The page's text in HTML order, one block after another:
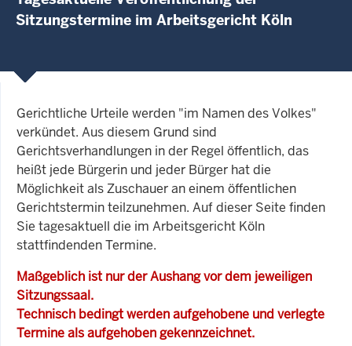
Sitzungstermine im Arbeitsgericht Köln
Gerichtliche Urteile werden "im Namen des Volkes"
verkündet. Aus diesem Grund sind
Gerichtsverhandlungen in der Regel öffentlich, das
heißt jede Bürgerin und jeder Bürger hat die
Möglichkeit als Zuschauer an einem öffentlichen
Gerichtstermin teilzunehmen. Auf dieser Seite finden
Sie tagesaktuell die im Arbeitsgericht Köln
stattfindenden Termine.
Maßgeblich ist nur der Aushang vor dem jeweiligen
Sitzungssaal.
Technisch bedingt werden aufgehobene und verlegte
Termine als aufgehoben gekennzeichnet.